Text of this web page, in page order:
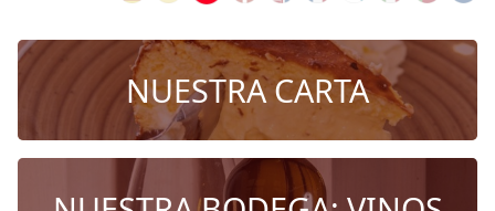
NUESTRA CARTA